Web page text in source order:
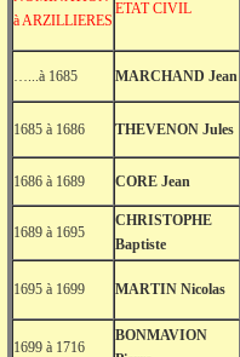
à ARZILLIERES
ETAT CIVIL
…...à 1685 MARCHAND Jean
1685 à 1686 THEVENON Jules
1686 à 1689 CORE Jean
1689 à 1695
CHRISTOPHE
Baptiste
1695 à 1699 MARTIN Nicolas
1699 à 1716
BONMAVION